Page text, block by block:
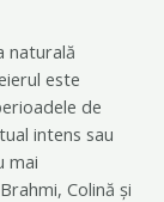
naturală
este
de
intens sau
mai
Colină și